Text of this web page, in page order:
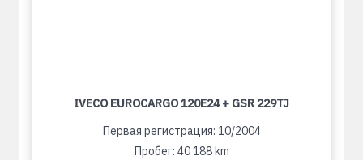
IVECO EUROCARGO 120E24 + GSR 229TJ
Первая регистрация: 10/2004
Пробег: 40 188 km